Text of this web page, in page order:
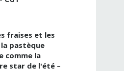
fraises et les
pastèque
comme la
star de l'été –